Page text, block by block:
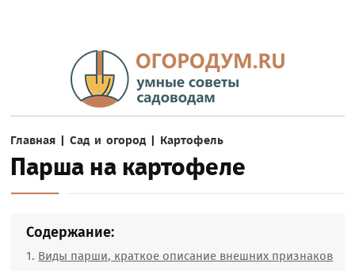
Главная |Сад и огород | Картофель
Парша на картофеле
Содержание:
Виды парши, краткое описание внешних признаков